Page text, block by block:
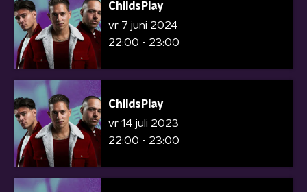
ChildsPlay
vr 7 juni 2024
22:00 - 23:00
ChildsPlay
vr 14 juli 2023
22:00 - 23:00